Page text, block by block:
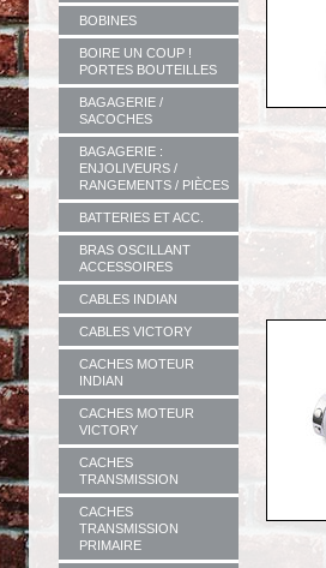
BOBINES
BOIRE UN COUP !
PORTES BOUTEILLES
BAGAGERIE /
SACOCHES
BAGAGERIE :
ENJOLIVEURS /
RANGEMENTS / PIÈCES
BATTERIES ET ACC.
BRAS OSCILLANT
ACCESSOIRES
CABLES INDIAN
CABLES VICTORY
CACHES MOTEUR
INDIAN
CACHES MOTEUR
VICTORY
CACHES
TRANSMISSION
CACHES
TRANSMISSION
PRIMAIRE